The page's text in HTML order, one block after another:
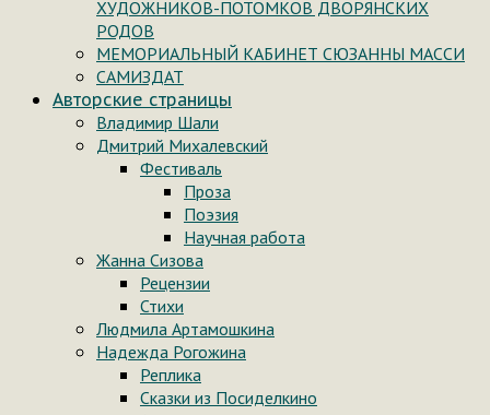
ХУДОЖНИКОВ-ПОТОМКОВ ДВОРЯНСКИХ
РОДОВ
МЕМОРИАЛЬНЫЙ КАБИНЕТ СЮЗАННЫ МАССИ
САМИЗДАТ
Авторские страницы
Владимир Шали
Дмитрий Михалевский
Фестиваль
Проза
Поэзия
Научная работа
Жанна Сизова
Рецензии
Стихи
Людмила Артамошкина
Надежда Рогожина
Реплика
Сказки из Посиделкино